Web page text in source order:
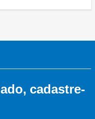
cadastre-